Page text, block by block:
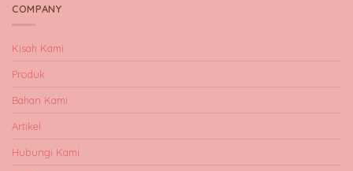
COMPANY
Kisah Kami
Produk
Bahan Kami
Artikel
Hubungi Kami